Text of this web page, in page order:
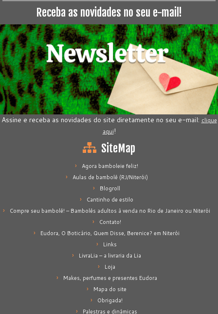
Receba as novidades no seu e-mail!
Assine e receba as novidades do site diretamente no seu e-mail: clique
aqui!
SiteMap
Agora bamboleie feliz!
Aulas de bambolê (RJ/Niterói)
Blogroll
Cantinho de estilo
Compre seu bambolê! – Bambolês adultos à venda no Rio de Janeiro ou Niterói
Contato!
Eudora, O Boticário, Quem Disse, Berenice? em Niterói
Links
LivraLia – a livraria da Lia
Loja
Makes, perfumes e presentes Eudora
Mapa do site
Obrigada!
Palestras e dinâmicas